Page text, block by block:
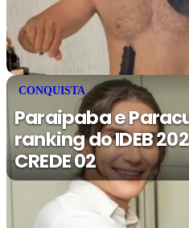
CONQUISTA
Paraipaba e
ranking do IDEB
CREDE 02